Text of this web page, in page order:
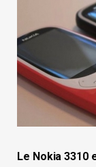
Le Nokia 3310